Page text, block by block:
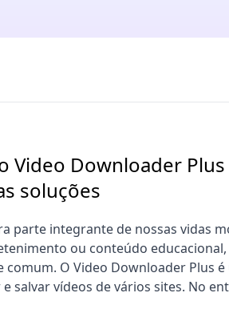
Video Downloader
soluções
parte integrante de nossas vidas
ou conteúdo
comum. O Video Downloader Plus
salvar vídeos de vários sites. No